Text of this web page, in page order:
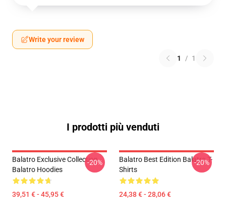
Write your review
1 / 1
I prodotti più venduti
Balatro Exclusive Collection
Balatro Hoodies
39,51 € - 45,95 €
-20%
Balatro Best Edition Balatro T-
Shirts
24,38 € - 28,06 €
-20%